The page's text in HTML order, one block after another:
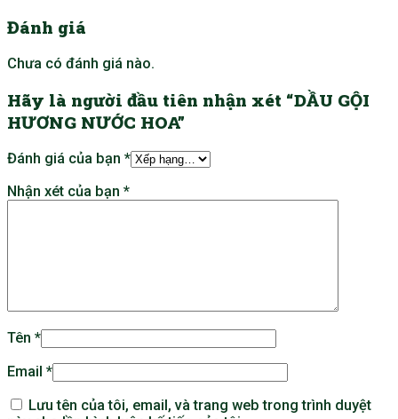
Đánh giá
Chưa có đánh giá nào.
Hãy là người đầu tiên nhận xét “DẦU GỘI
HƯƠNG NƯỚC HOA”
Đánh giá của bạn *
Nhận xét của bạn *
Tên *
Email *
Lưu tên của tôi, email, và trang web trong trình duyệt